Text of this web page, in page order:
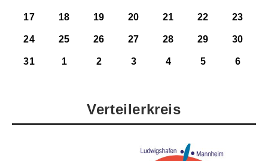
17 18 19 20 21 22 23
24 25 26 27 28 29 30
31 1 2 3 4 5 6
Verteilerkreis